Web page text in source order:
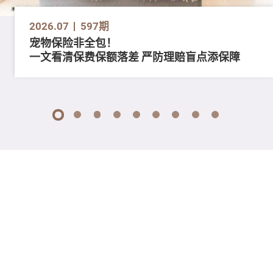
2026.07 597期
宠物保险非全包！
一文看清保费保额落差 严防理赔盲点添保障
1 2 3 4 5 6 7 8 9